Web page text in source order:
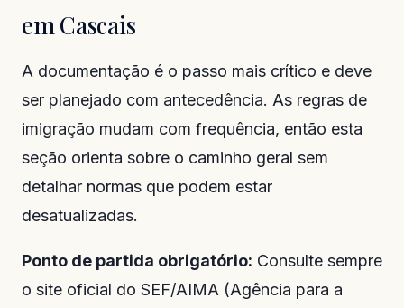
em Cascais
A documentação é o passo mais crítico e deve
ser planejado com antecedência. As regras de
imigração mudam com frequência, então esta
seção orienta sobre o caminho geral sem
detalhar normas que podem estar
desatualizadas.
Ponto de partida obrigatório: Consulte sempre
o site oficial do SEF/AIMA (Agência para a